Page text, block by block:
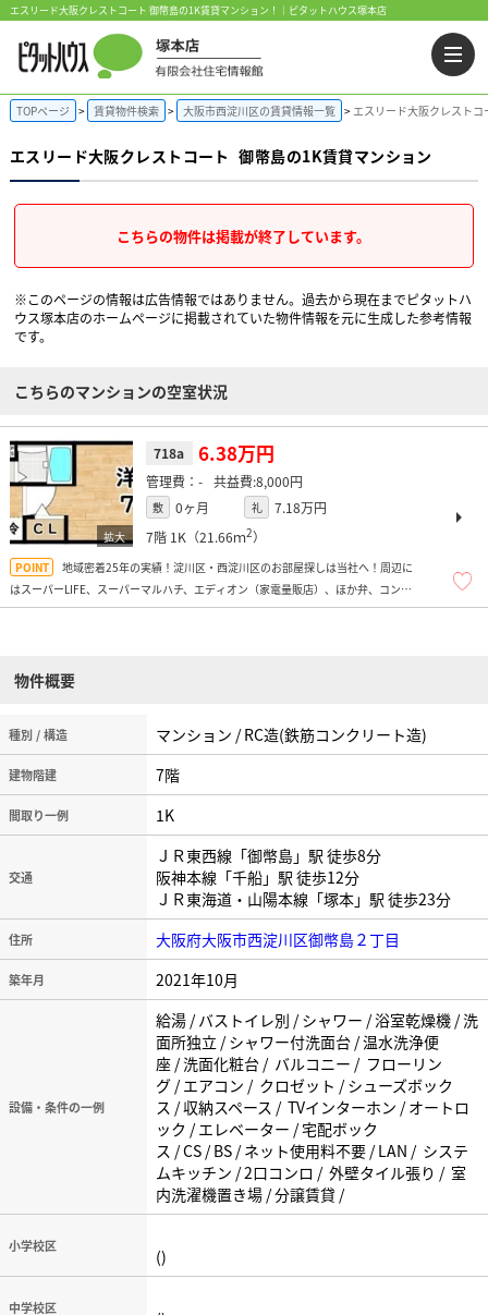
エスリード大阪クレストコート 御幣島の1K賃貸マンション！｜ピタットハウス塚本店
TOPページ 賃貸物件検索 大阪市西淀川区の賃貸情報一覧 エスリード大阪クレスト
エスリード大阪クレストコート 御幣島の1K賃貸マンション
こちらの物件は掲載が終了しています。
※このページの情報は広告情報ではありません。過去から現在までピタットハ
ウス塚本店のホームぺージに掲載されていた物件情報を元に生成した参考情報
です。
こちらのマンションの空室状況
718a 6.38万円
- 8,000円
敷 0ヶ月 礼
7.18万円
7階 1K（21.66ｍ2）
地域密着25年の実績！淀川区・西淀川区のお部屋探しは当社へ！周辺に
はスーパーLIFE、スーパーマルハチ、エディオン（家電量販店）、ほか弁、コンビ
ニ多数、スギ薬局、トレーニングジム、コーナン（ホームセンター）などがあり便
物件概要
種別 / 構造 マンション / RC造(鉄筋コンクリート造)
建物階建 7階
間取り一例 1K
交通
ＪＲ東西線「御幣島」駅 徒歩8分
阪神本線「千船」駅 徒歩12分
ＪＲ東海道・山陽本線「塚本」駅 徒歩23分
住所 大阪府大阪市西淀川区御幣島２丁目
築年月 2021年10月
設備・条件の一例
給湯 / バストイレ別 / シャワー / 浴室乾燥機 / 洗
面所独立 / シャワー付洗面台 / 温水洗浄便
座 / 洗面化粧台 / バルコニー / フローリン
グ / エアコン / クロゼット / シューズボック
ス / 収納スペース / TVインターホン / オートロ
ック / エレベーター / 宅配ボック
ス / CS / BS / ネット使用料不要 / LAN / システ
ムキッチン / 2口コンロ / 外壁タイル張り / 室
内洗濯機置き場 / 分譲賃貸 /
小学校区 ()
中学校区